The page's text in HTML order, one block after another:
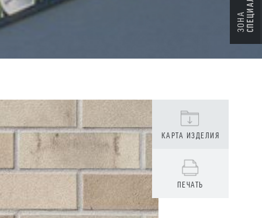
ЗОНА
КАРТА ИЗДЕЛИЯ
ПЕЧАТЬ